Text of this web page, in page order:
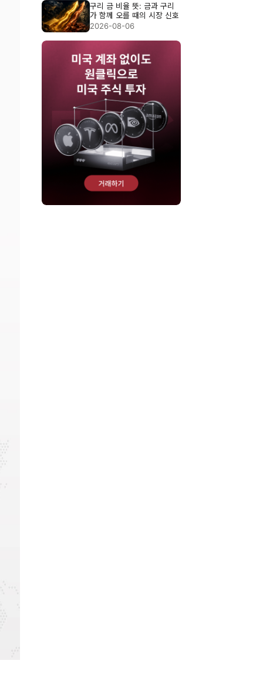
구리 금 비율 뜻: 금과 구리
가 함께 오를 때의 시장 신호
2026-08-06